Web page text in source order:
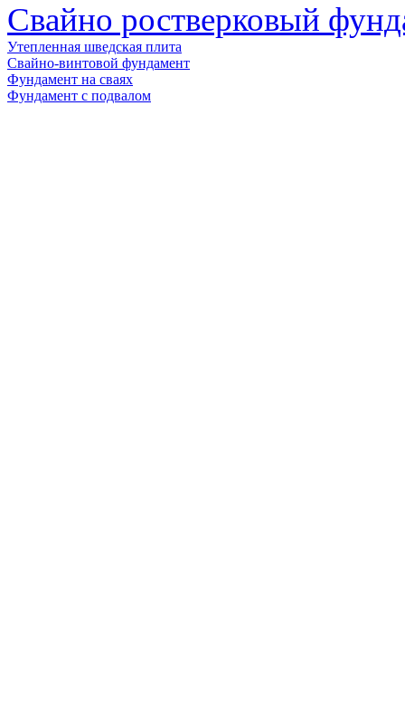
Свайно ростверковый
Утепленная шведская плита
Свайно-винтовой фундамент
Фундамент на сваях
Фундамент с подвалом